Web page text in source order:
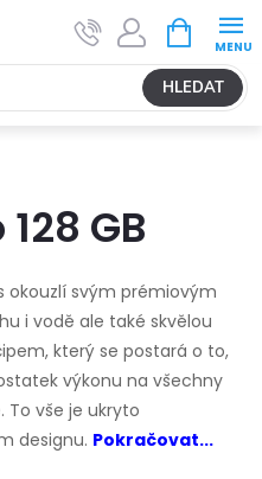
HLEDAT
NÁKUPNÍ
KOŠÍK
GB
okouzlí svým prémiovým
i vodě ale také skvělou
který se postará o to,
výkonu na všechny
To vše je ukryto
designu. Pokračovat...